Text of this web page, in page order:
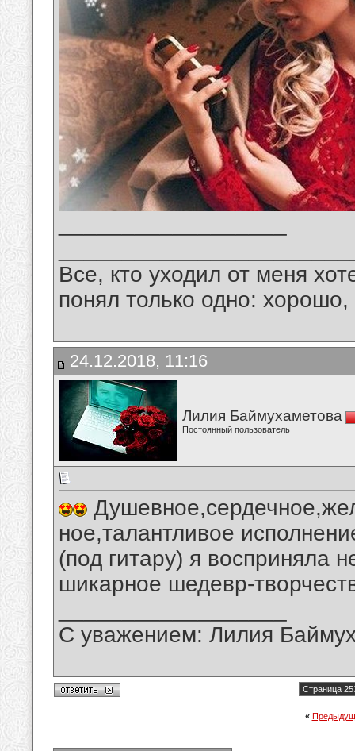
Все, кто уходил от меня
понял только одно:
24.12.2018, 11:16
Лилия Баймухаметова
Постоянный пользователь
ное,талантливое
(под гитару) я восприняла
шикарное шедевр-
С уважением: Лилия
Страница
«